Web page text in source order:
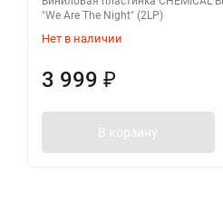
"We Are The Night" (2LP)
Нет в наличии
3 999 ₽
В корзину